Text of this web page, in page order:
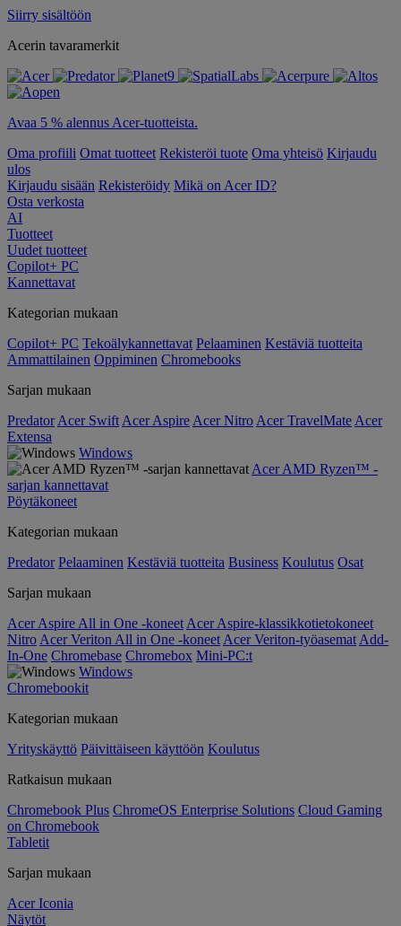
Siirry sisältöön
Acerin tavaramerkit
Avaa 5 % alennus Acer-tuotteista.
Oma profiili Omat tuotteet Rekisteröi tuote Oma yhteisö Kirjaudu
ulos
Kirjaudu sisään Rekisteröidy Mikä on Acer ID?
Osta verkosta
AI
Tuotteet
Uudet tuotteet
Copilot+ PC
Kannettavat
Kategorian mukaan
Copilot+ PC Tekoälykannettavat Pelaaminen Kestäviä tuotteita
Ammattilainen Oppiminen Chromebooks
Sarjan mukaan
Predator Acer Swift Acer Aspire Acer Nitro Acer TravelMate Acer
Extensa
Windows
Acer AMD Ryzen™ -
sarjan kannettavat
Pöytäkoneet
Kategorian mukaan
Predator Pelaaminen Kestäviä tuotteita Business Koulutus Osat
Sarjan mukaan
Acer Aspire All in One -koneet Acer Aspire-klassikkotietokoneet
Nitro Acer Veriton All in One -koneet Acer Veriton-työasemat Add-
In-One Chromebase Chromebox Mini-PC:t
Windows
Chromebookit
Kategorian mukaan
Yrityskäyttö Päivittäiseen käyttöön Koulutus
Ratkaisun mukaan
Chromebook Plus ChromeOS Enterprise Solutions Cloud Gaming
on Chromebook
Tabletit
Sarjan mukaan
Acer Iconia
Näytöt